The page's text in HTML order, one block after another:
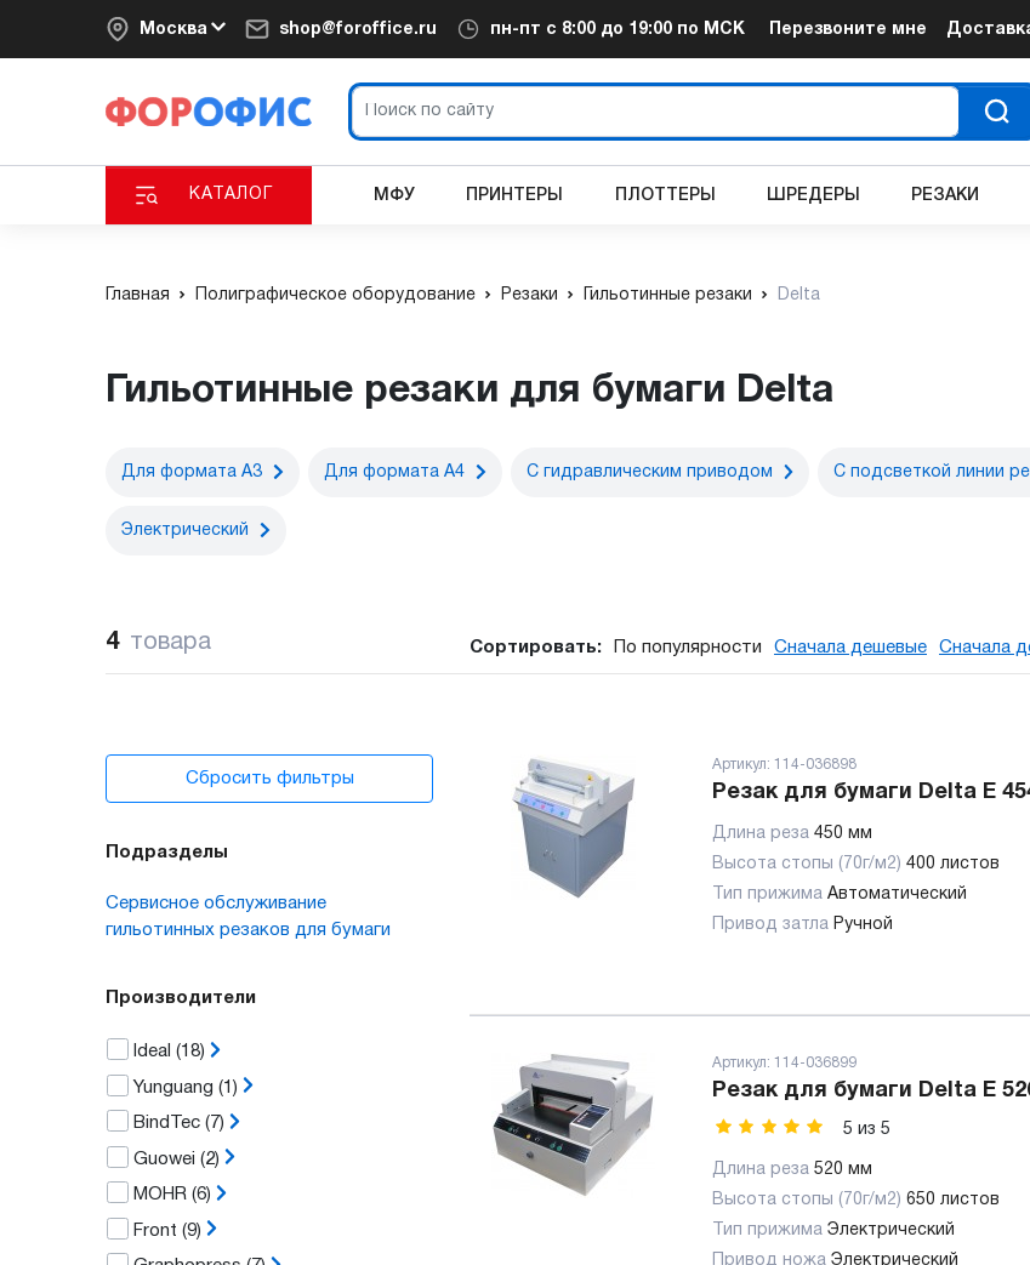
Москва shop@foroffice.ru пн-пт с 8:00 до 19:00 по МСК Перезвоните мне
КАТАЛОГ МФУ ПРИНТЕРЫ ПЛОТТЕРЫ ШРЕДЕРЫ РЕЗАКИ
Главная Полиграфическое оборудование Резаки Гильотинные резаки Delta
Гильотинные резаки для бумаги Delta
Для формата А3 Для формата А4 С гидравлическим приводом С подсветкой линии
Электрический
4 товара Сортировать: По популярности Сначала дешевые Сначала
Сбросить фильтры
Подразделы
Сервисное обслуживание
гильотинных резаков для бумаги
Производители
Ideal (18)
Yunguang (1)
BindTec (7)
Guowei (2)
MOHR (6)
Front (9)
Артикул: 114-036898
Резак для бумаги Delta E
Длина реза 450 мм
Высота стопы (70г/м2) 400 листов
Тип прижима Автоматический
Привод затла Ручной
Артикул: 114-036899
Резак для бумаги Delta E
5 из 5
Длина реза 520 мм
Высота стопы (70г/м2) 650 листов
Тип прижима Электрический
Привод ножа Электрический